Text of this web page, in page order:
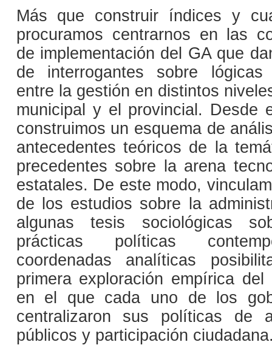
Más que construir índices y
procuramos centrarnos en las
de implementación del GA que
de interrogantes sobre lógicas
entre la gestión en distintos
municipal y el provincial. Desde
construimos un esquema de
antecedentes teóricos de la
precedentes sobre la arena
estatales. De este modo,
de los estudios sobre la
algunas tesis sociológicas
prácticas políticas
coordenadas analíticas
primera exploración empírica del
en el que cada uno de los
centralizaron sus políticas de
públicos y participación